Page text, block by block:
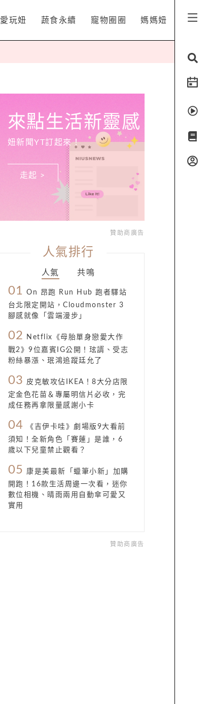
愛玩妞 蔬食永續 寵物圈圈 媽媽妞
來點生活新靈感
妞新聞YT訂起來！
走起 >
贊助商廣告
人氣排行
人氣 共鳴
01 On 昂跑 Run Hub 跑者驛站
台北限定開站，Cloudmonster 3
腳感就像「雲端漫步」
02
Netflix《母胎單身戀愛大作
戰2》9位嘉賓IG公開！玹諝、受志
粉絲暴漲、珉鴻追蹤廷允了
03
皮克敏攻佔IKEA！8大分店限
定金色花苗＆專屬明信片必收，完
成任務再拿限量感謝小卡
04
《吉伊卡哇》劇場版9大看前
須知！全新角色「賽蓮」是誰，6
歲以下兒童禁止觀看？
05
康是美最新「蠟筆小新」加購
開跑！16款生活周邊一次看，迷你
數位相機、晴雨兩用自動傘可愛又
實用
贊助商廣告